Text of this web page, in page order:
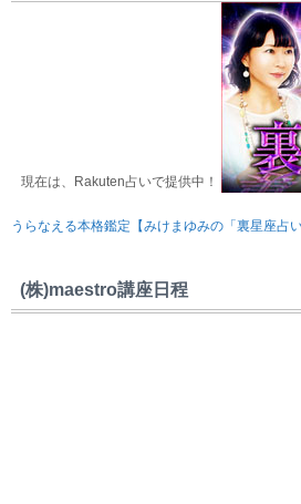
現在は、Rakuten占いで提供中！
うらなえる本格鑑定【みけまゆみの「裏星座占い
(株)maestro講座日程